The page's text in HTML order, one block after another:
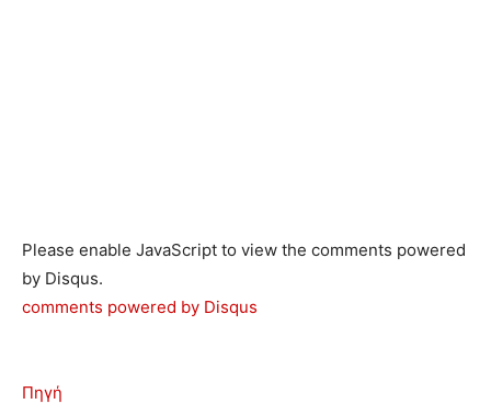
Please enable JavaScript to view the comments powered
by Disqus.
comments powered by Disqus
Πηγή